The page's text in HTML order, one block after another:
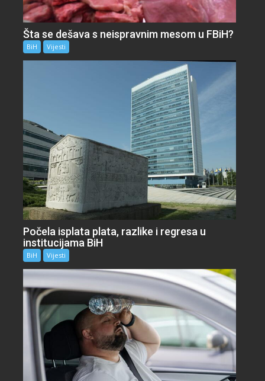
Šta se dešava s neispravnim mesom u FBiH?
BiH Vijesti
Počela isplata plata, razlike i regresa u
institucijama BiH
BiH Vijesti